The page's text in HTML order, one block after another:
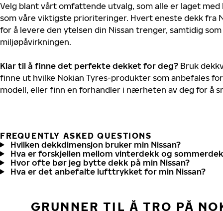
Velg blant vårt omfattende utvalg, som alle er laget
som våre viktigste prioriteringer. Hvert eneste dekk fra
for å levere den ytelsen din Nissan trenger, samtidig
miljøpåvirkningen.
Klar til å finne det perfekte dekket for deg? Bruk
finne ut hvilke Nokian Tyres-produkter som anbefales
modell, eller finn en forhandler i nærheten av deg for å
FREQUENTLY ASKED QUESTIONS
Hvilken dekkdimensjon bruker min Nissan?
Hva er forskjellen mellom vinterdekk og
Hvor ofte bør jeg bytte dekk på min Nissan?
Hva er det anbefalte lufttrykket for min Nissan?
GRUNNER TIL Å TRO PÅ